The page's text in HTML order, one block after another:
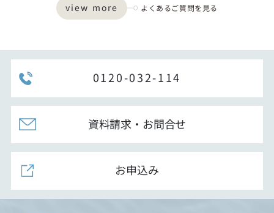
view more よくあるご質問を見る
0120-032-114
資料請求・お問合せ
お申込み